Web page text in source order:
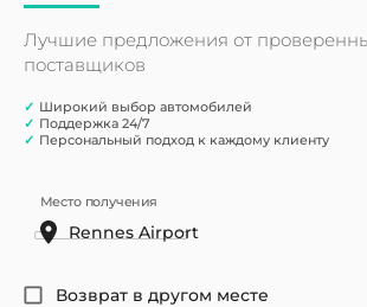
Лучшие предложения от
поставщиков
✓ Широкий выбор автомобилей
✓ Поддержка 24/7
✓ Персональный подход к каждому клиенту
Место получения
Возврат в другом месте